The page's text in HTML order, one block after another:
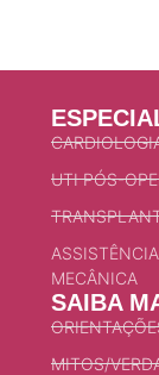
UTI PÓS-
MECÂNICA
SAIBA
MITOS/